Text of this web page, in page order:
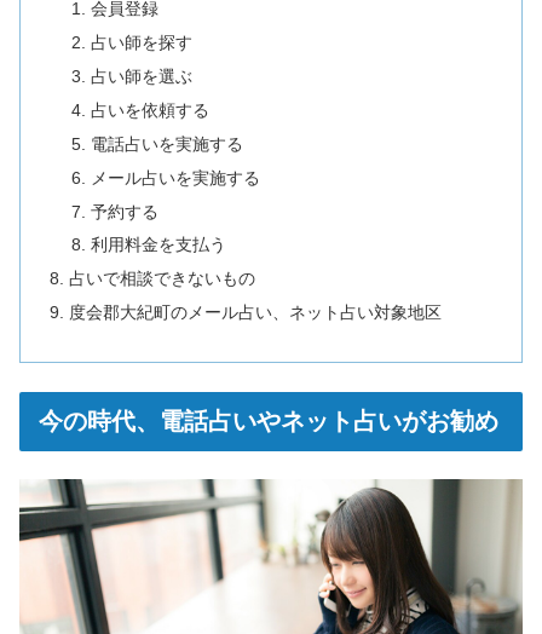
会員登録
占い師を探す
占い師を選ぶ
占いを依頼する
電話占いを実施する
メール占いを実施する
予約する
利用料金を支払う
占いで相談できないもの
度会郡大紀町のメール占い、ネット占い対象地区
今の時代、電話占いやネット占いがお勧め